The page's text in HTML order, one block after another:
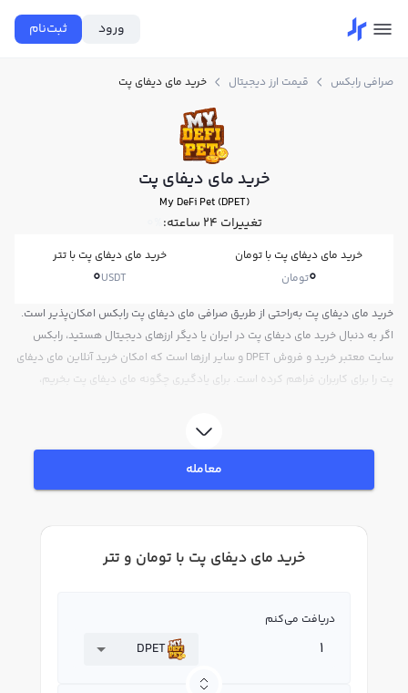
ورود ثبت‌نام
صرافی رابکس قیمت ارز دیجیتال خرید مای دیفای پت
خرید مای دیفای پت
My DeFi Pet (DPET)
تغییرات ۲۴ ساعته: 0%
خرید مای دیفای پت با تومان
0تومان
خرید مای دیفای پت با تتر
0USDT
خرید مای دیفای پت به‌راحتی از طریق صرافی مای دیفای پت رابکس امکان‌پذیر است.
اگر به دنبال خرید مای دیفای پت در ایران یا دیگر ارزهای دیجیتال هستید، رابکس
سایت معتبر خرید و فروش DPET و سایر ارزها است که امکان خرید آنلاین مای دیفای
پت را برای کاربران فراهم کرده است. برای یادگیری چگونه مای دیفای پت بخریم،
به خرید و فروش مای دیفای پت DPET بپردازید. در بازار رابکس، قیمت لحظه‌ای،
نمودار و امکانات فروش مای دیفای پت نیز در دسترس شما قرار دارد تا بتوانید
تصمیمات بهتری در معاملات خود بگیرید.معامله
خرید مای دیفای پت با تومان و تتر
دریافت می‌کنم
DPET